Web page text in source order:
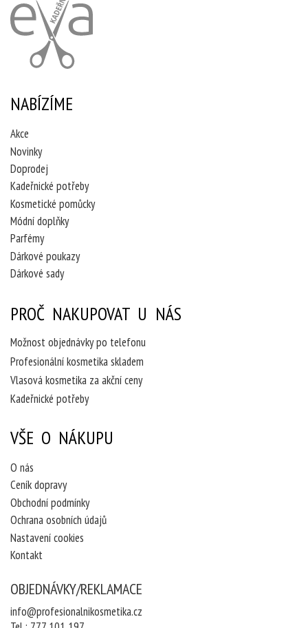
NABÍZÍME
Akce
Novinky
Doprodej
Kadeřnické potřeby
Kosmetické pomůcky
Módní doplňky
Parfémy
Dárkové poukazy
Dárkové sady
PROČ NAKUPOVAT U NÁS
Možnost objednávky po telefonu
Profesionální kosmetika skladem
Vlasová kosmetika za akční ceny
Kadeřnické potřeby
VŠE O NÁKUPU
O nás
Ceník dopravy
Obchodní podmínky
Ochrana osobních údajů
Nastavení cookies
Kontakt
OBJEDNÁVKY/REKLAMACE
info@profesionalnikosmetika.cz